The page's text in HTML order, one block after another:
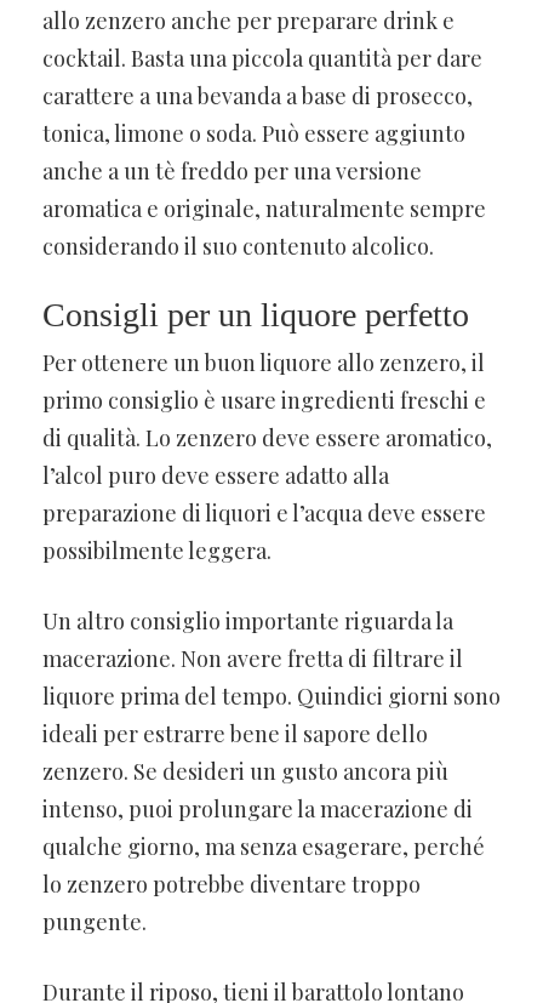
allo zenzero anche per preparare drink e
cocktail. Basta una piccola quantità per dare
carattere a una bevanda a base di prosecco,
tonica, limone o soda. Può essere aggiunto
anche a un tè freddo per una versione
aromatica e originale, naturalmente sempre
considerando il suo contenuto alcolico.
Consigli per un liquore perfetto
Per ottenere un buon liquore allo zenzero, il
primo consiglio è usare ingredienti freschi e
di qualità. Lo zenzero deve essere aromatico,
l’alcol puro deve essere adatto alla
preparazione di liquori e l’acqua deve essere
possibilmente leggera.
Un altro consiglio importante riguarda la
macerazione. Non avere fretta di filtrare il
liquore prima del tempo. Quindici giorni sono
ideali per estrarre bene il sapore dello
zenzero. Se desideri un gusto ancora più
intenso, puoi prolungare la macerazione di
qualche giorno, ma senza esagerare, perché
lo zenzero potrebbe diventare troppo
pungente.
Durante il riposo, tieni il barattolo lontano